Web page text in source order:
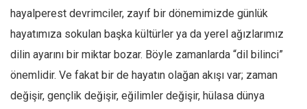
Düşünce
Dosyalar
hayalperest devrimciler, zayıf bir dönemimizde günlük
hayatımıza sokulan başka kültürler ya da yerel ağızlarımız
dilin ayarını bir miktar bozar. Böyle zamanlarda “dil bilinci”
önemlidir. Ve fakat bir de hayatın olağan akışı var; zaman
değişir, gençlik değişir, eğilimler değişir, hülasa dünya